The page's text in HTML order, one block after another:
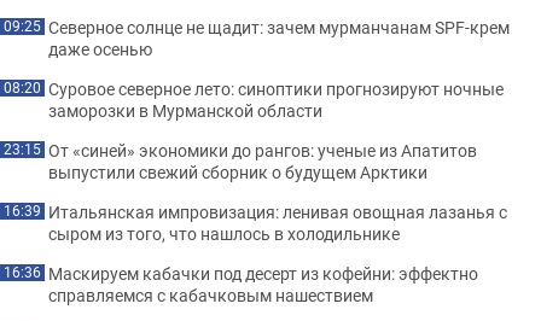
09:25 Северное солнце не щадит: зачем мурманчанам SPF-крем
даже осенью
08:20 Суровое северное лето: синоптики прогнозируют ночные
заморозки в Мурманской области
23:15 От «синей» экономики до рангов: ученые из Апатитов
выпустили свежий сборник о будущем Арктики
16:39 Итальянская импровизация: ленивая овощная лазанья с
сыром из того, что нашлось в холодильнике
16:36 Маскируем кабачки под десерт из кофейни: эффектно
справляемся с кабачковым нашествием